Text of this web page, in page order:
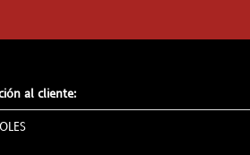
al cliente: